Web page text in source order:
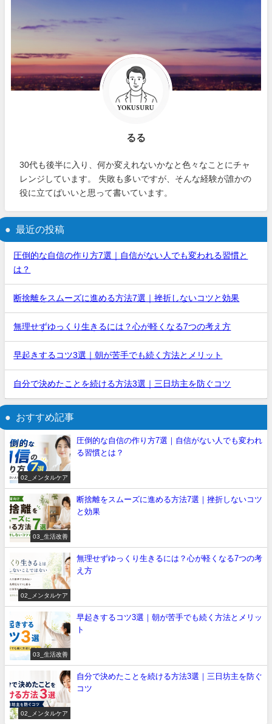
るる
30代も後半に入り、何か変えれないかなと色々なことにチャ
レンジしています。 失敗も多いですが、そんな経験が誰かの
役に立てばいいと思って書いています。
最近の投稿
圧倒的な自信の作り方7選｜自信がない人でも変われる習慣と
は？
断捨離をスムーズに進める方法7選｜挫折しないコツと効果
無理せずゆっくり生きるには？心が軽くなる7つの考え方
早起きするコツ3選｜朝が苦手でも続く方法とメリット
自分で決めたことを続ける方法3選｜三日坊主を防ぐコツ
おすすめ記事
02_メンタルケア
圧倒的な自信の作り方7選｜自信がない人でも変われ
る習慣とは？
03_生活改善
断捨離をスムーズに進める方法7選｜挫折しないコツ
と効果
02_メンタルケア
無理せずゆっくり生きるには？心が軽くなる7つの考
え方
03_生活改善
早起きするコツ3選｜朝が苦手でも続く方法とメリッ
ト
02_メンタルケア
自分で決めたことを続ける方法3選｜三日坊主を防ぐ
コツ